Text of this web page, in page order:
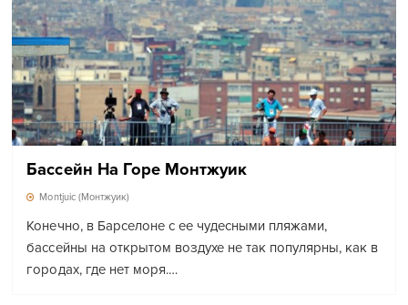
Бассейн На Горе Монтжуик
Montjuic (Монтжуик)
Конечно, в Барселоне с ее чудесными пляжами,
бассейны на открытом воздухе не так популярны, как в
городах, где нет моря.…